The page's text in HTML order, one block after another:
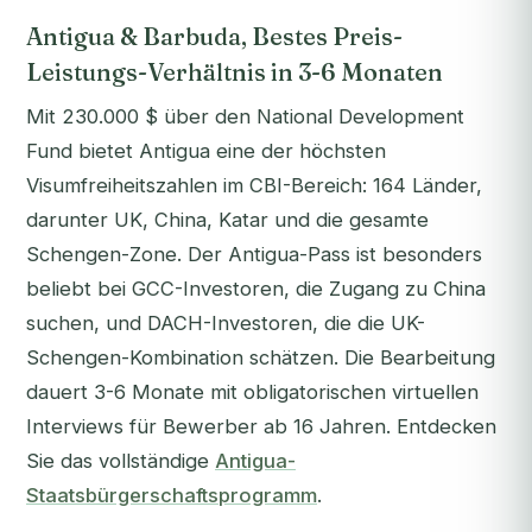
Antigua & Barbuda, Bestes Preis-
Leistungs-Verhältnis in 3-6 Monaten
Mit 230.000 $ über den National Development
Fund bietet Antigua eine der höchsten
Visumfreiheitszahlen im CBI-Bereich: 164 Länder,
darunter UK, China, Katar und die gesamte
Schengen-Zone. Der Antigua-Pass ist besonders
beliebt bei GCC-Investoren, die Zugang zu China
suchen, und DACH-Investoren, die die UK-
Schengen-Kombination schätzen. Die Bearbeitung
dauert 3-6 Monate mit obligatorischen virtuellen
Interviews für Bewerber ab 16 Jahren. Entdecken
Sie das vollständige Antigua-
Staatsbürgerschaftsprogramm.